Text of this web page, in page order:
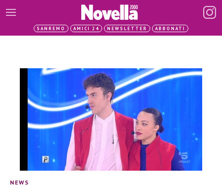
SANREMO AMICI 24 NEWSLETTER ABBONATI
NEWS